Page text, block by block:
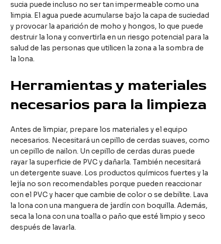
sucia puede incluso no ser tan impermeable como una
limpia. El agua puede acumularse bajo la capa de suciedad
y provocar la aparición de moho y hongos, lo que puede
destruir la lona y convertirla en un riesgo potencial para la
salud de las personas que utilicen la zona a la sombra de
la lona.
Herramientas y materiales
necesarios para la limpieza
Antes de limpiar, prepare los materiales y el equipo
necesarios. Necesitará un cepillo de cerdas suaves, como
un cepillo de nailon. Un cepillo de cerdas duras puede
rayar la superficie de PVC y dañarla. También necesitará
un detergente suave. Los productos químicos fuertes y la
lejía no son recomendables porque pueden reaccionar
con el PVC y hacer que cambie de color o se debilite. Lava
la lona con una manguera de jardín con boquilla. Además,
seca la lona con una toalla o paño que esté limpio y seco
después de lavarla.